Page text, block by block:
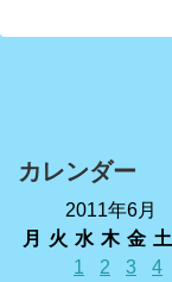
カレンダー
2011年6月
月
火 水 木 金 土
1 2 3 4